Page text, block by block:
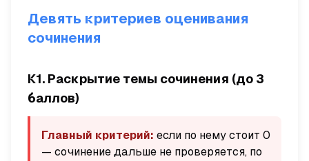
Девять критериев оценивания
сочинения
К1. Раскрытие темы сочинения (до 3
баллов)
Главный критерий: если по нему стоит 0
— сочинение дальше не проверяется, по